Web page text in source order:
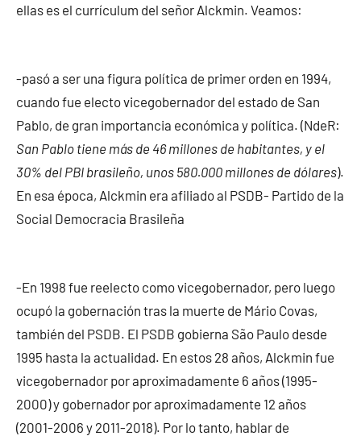
ellas es el currículum del señor Alckmin. Veamos:
-pasó a ser una figura política de primer orden en 1994,
cuando fue electo vicegobernador del estado de San
Pablo, de gran importancia económica y política. (NdeR:
San Pablo tiene más de 46 millones de habitantes, y el
30% del PBI brasileño, unos 580.000 millones de dólares).
En esa época, Alckmin era afiliado al PSDB- Partido de la
Social Democracia Brasileña
-En 1998 fue reelecto como vicegobernador, pero luego
ocupó la gobernación tras la muerte de Mário Covas,
también del PSDB. El PSDB gobierna São Paulo desde
1995 hasta la actualidad. En estos 28 años, Alckmin fue
vicegobernador por aproximadamente 6 años (1995-
2000) y gobernador por aproximadamente 12 años
(2001-2006 y 2011-2018). Por lo tanto, hablar de